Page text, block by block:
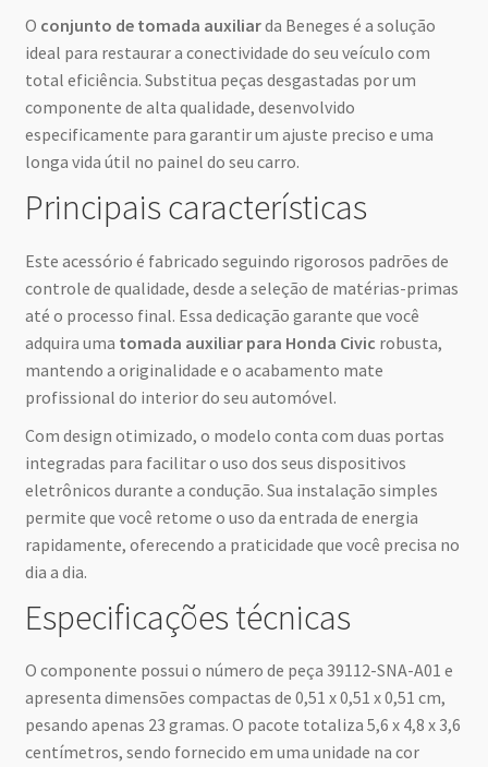
O conjunto de tomada auxiliarda Beneges é a solução
ideal para restaurar a conectividade do seu veículo com
total eficiência. Substitua peças desgastadas por um
componente de alta qualidade, desenvolvido
especificamente para garantir um ajuste preciso e uma
longa vida útil no painel do seu carro.
Principais características
Este acessório é fabricado seguindo rigorosos padrões de
controle de qualidade, desde a seleção de matérias-primas
até o processo final. Essa dedicação garante que você
adquira uma tomada auxiliar para Honda Civic robusta,
mantendo a originalidade e o acabamento mate
profissional do interior do seu automóvel.
Com design otimizado, o modelo conta com duas portas
integradas para facilitar o uso dos seus dispositivos
eletrônicos durante a condução. Sua instalação simples
permite que você retome o uso da entrada de energia
rapidamente, oferecendo a praticidade que você precisa no
dia a dia.
Especificações técnicas
O componente possui o número de peça 39112-SNA-A01 e
apresenta dimensões compactas de 0,51 x 0,51 x 0,51 cm,
pesando apenas 23 gramas. O pacote totaliza 5,6 x 4,8 x 3,6
centímetros, sendo fornecido em uma unidade na cor